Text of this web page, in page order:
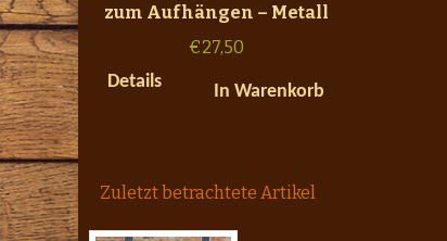
zum Aufhängen – Metall
€27,50
Details
In Warenkorb
Zuletzt betrachtete Artikel